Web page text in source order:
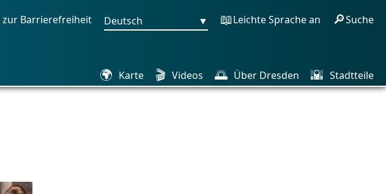
zur Barrierefreiheit Deutsch ▼ 📖Leichte Sprache an 🔎Suche
🌍 Karte 🎬 Videos 🌅 Über Dresden 🌇 Stadtteile